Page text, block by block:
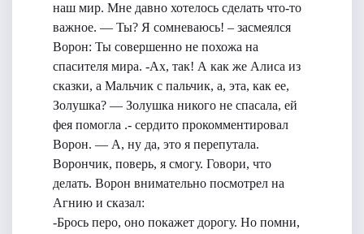
наш мир. Мне давно хотелось сделать что-то
важное. — Ты? Я сомневаюсь! – засмеялся
Ворон: Ты совершенно не похожа на
спасителя мира. -Ах, так! А как же Алиса из
сказки, а Мальчик с пальчик, а, эта, как ее,
Золушка? — Золушка никого не спасала, ей
фея помогла .- сердито прокомментировал
Ворон. — А, ну да, это я перепутала.
Ворончик, поверь, я смогу. Говори, что
делать. Ворон внимательно посмотрел на
Агнию и сказал:
-Брось перо, оно покажет дорогу. Но помни,